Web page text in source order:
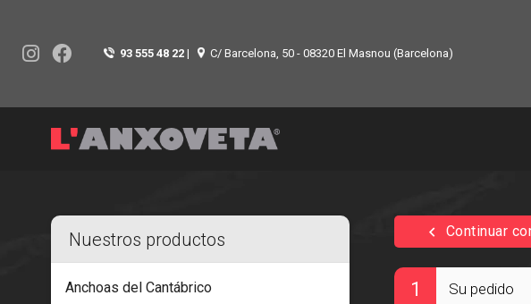
93 555 48 22 | C/ Barcelona, 50 - 08320 El Masnou (Barcelona)
Nuestros productos
Anchoas del Cantábrico
keyboard_arrow_left Continuar
1 Su pedido